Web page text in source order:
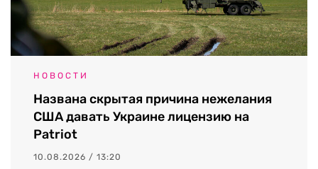
НОВОСТИ
Названа скрытая причина нежелания
США давать Украине лицензию на
Patriot
10.08.2026 / 13:20